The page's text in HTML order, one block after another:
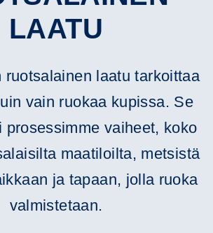
LAATU
ruotsalainen laatu tarkoittaa
vain ruokaa kupissa. Se
prosessimme vaiheet, koko
maatiloilta, metsistä
ja tapaan, jolla ruoka
valmistetaan.